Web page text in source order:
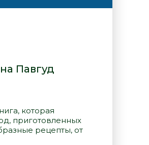
Павгуд
которая
приготовленных
рецепты, от